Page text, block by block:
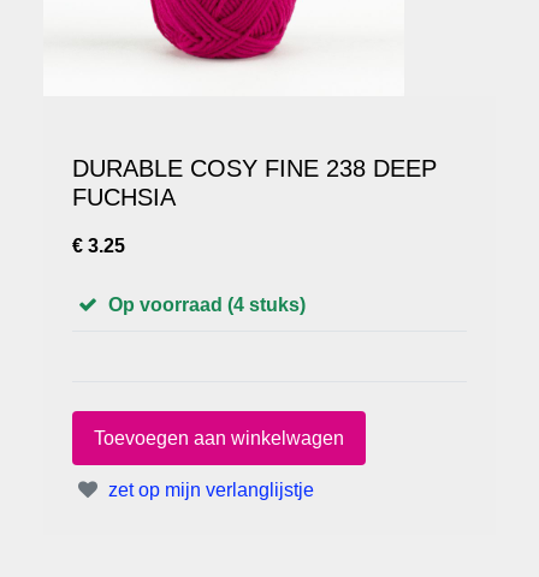
DURABLE COSY FINE 238 DEEP
FUCHSIA
€ 3.25
Op voorraad (4 stuks)
zet op mijn verlanglijstje